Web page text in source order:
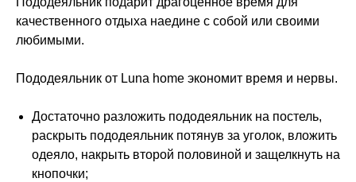
качественного отдыха наедине с собой или своими
любимыми.
Пододеяльник от Luna home экономит время и нервы.
Достаточно разложить пододеяльник на постель,
раскрыть пододеяльник потянув за уголок, вложить
одеяло, накрыть второй половиной и защелкнуть на
кнопочки;